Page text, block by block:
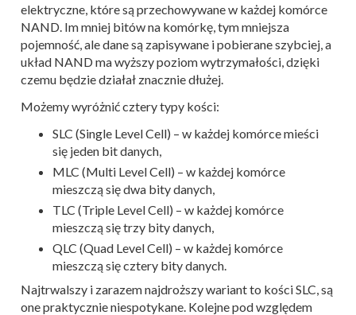
elektryczne, które są przechowywane w każdej komórce
NAND. Im mniej bitów na komórkę, tym mniejsza
pojemność, ale dane są zapisywane i pobierane szybciej, a
układ NAND ma wyższy poziom wytrzymałości, dzięki
czemu będzie działał znacznie dłużej.
Możemy wyróżnić cztery typy kości:
SLC (Single Level Cell) – w każdej komórce mieści
się jeden bit danych,
MLC (Multi Level Cell) – w każdej komórce
mieszczą się dwa bity danych,
TLC (Triple Level Cell) – w każdej komórce
mieszczą się trzy bity danych,
QLC (Quad Level Cell) – w każdej komórce
mieszczą się cztery bity danych.
Najtrwalszy i zarazem najdroższy wariant to kości SLC, są
one praktycznie niespotykane. Kolejne pod względem